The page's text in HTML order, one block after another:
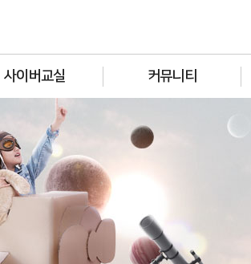
사이버교실 커뮤니티